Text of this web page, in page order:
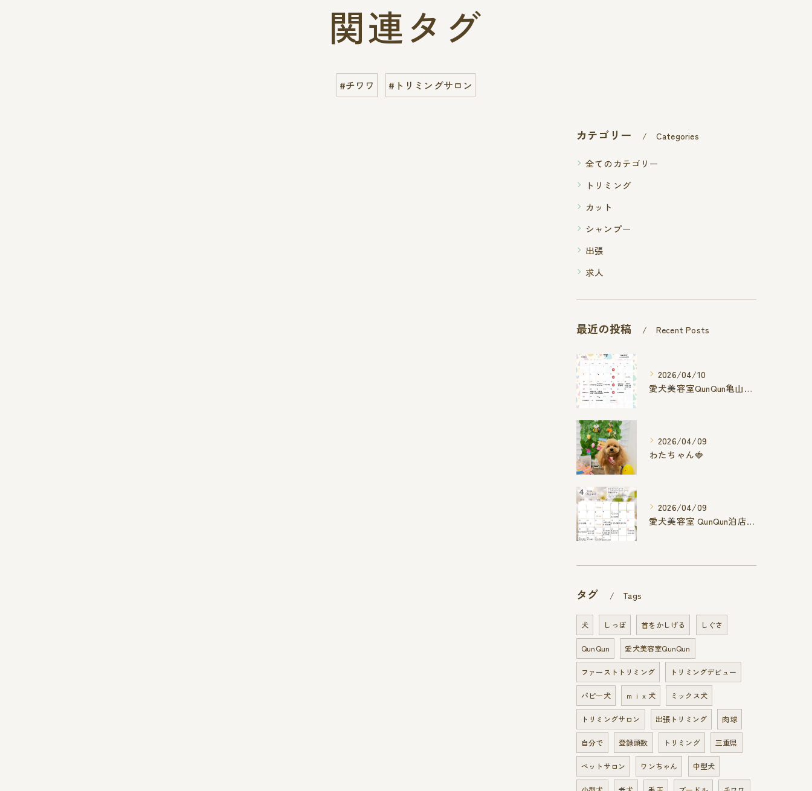
関連タグ
#チワワ #トリミングサロン
カテゴリー Categories
全てのカテゴリー
トリミング
カット
シャンプー
出張
求人
最近の投稿 Recent Posts
2026/04/10
愛犬美容室QunQun亀山エコー店
2026/04/09
わたちゃん🍓
2026/04/09
愛犬美容室 QunQun泊店 4月空き状況です
タグ Tags
犬 しっぽ 首をかしげる しぐさ
QunQun 愛犬美容室QunQun
ファーストトリミング トリミングデビュー
パピー犬 ｍｉｘ犬 ミックス犬
トリミングサロン 出張トリミング 肉球
自分で 登録頭数 トリミング 三重県
ペットサロン ワンちゃん 中型犬